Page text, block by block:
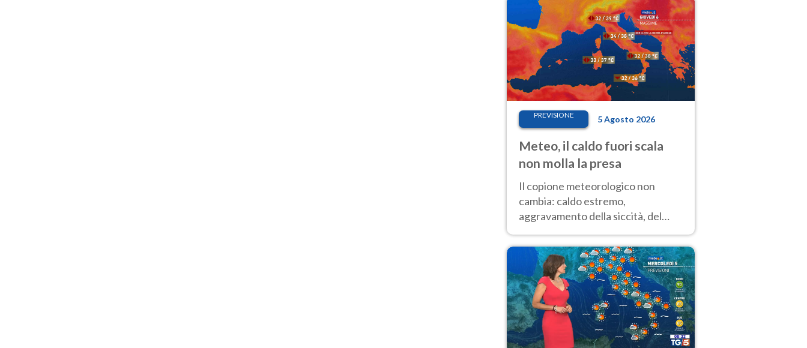
PREVISIONE 5 Agosto 2026
Meteo, il caldo fuori scala
non molla la presa
Il copione meteorologico non
cambia: caldo estremo,
aggravamento della siccità, del
calore. Nessun cambiamento fino
Ferragosto